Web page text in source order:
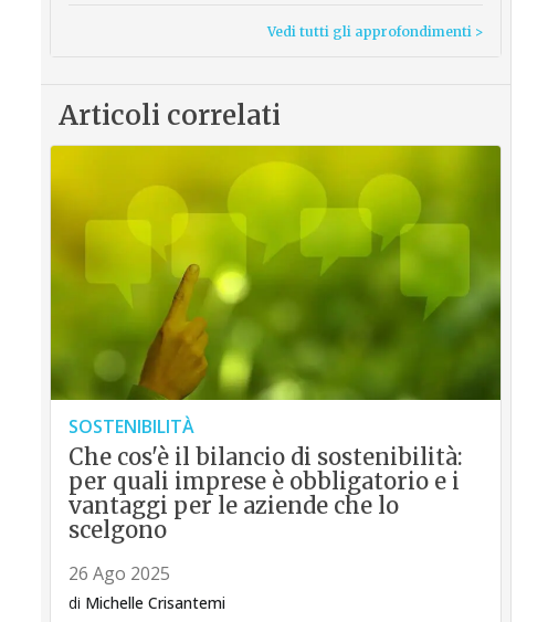
Vedi tutti gli approfondimenti >
Articoli correlati
SOSTENIBILITÀ
Che cos'è il bilancio di sostenibilità:
per quali imprese è obbligatorio e i
vantaggi per le aziende che lo
scelgono
26 Ago 2025
di Michelle Crisantemi